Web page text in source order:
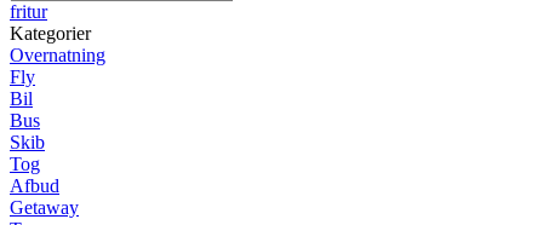
fritur
Kategorier
Overnatning
Fly
Bil
Bus
Skib
Tog
Afbud
Getaway